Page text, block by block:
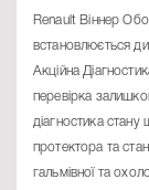
Renault Віннер
встановлюється
Акційна
перевірка
діагностика стану
протектора та
гальмівної та